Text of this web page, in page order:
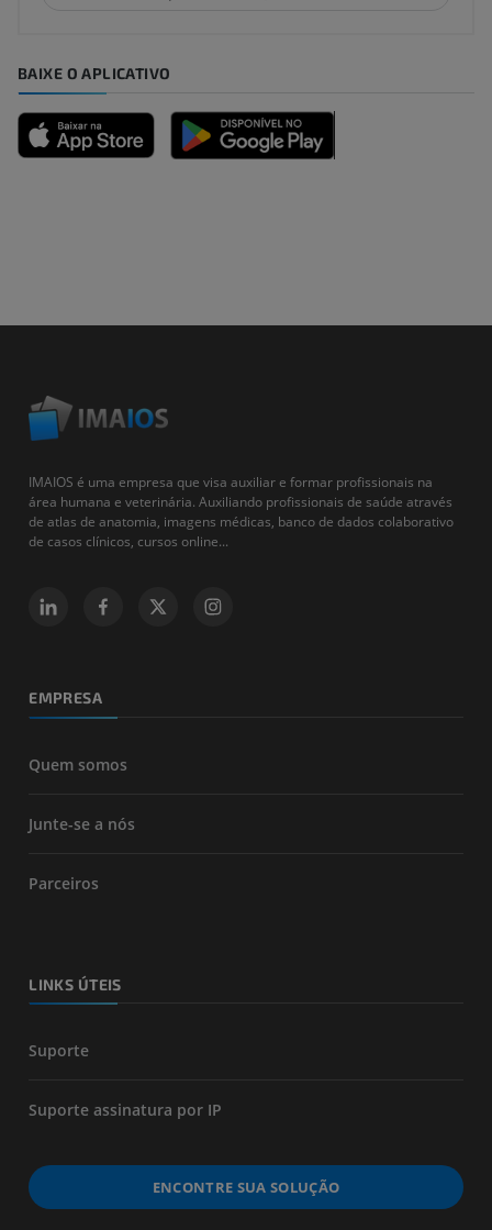
BAIXE O APLICATIVO
IMAIOS é uma empresa que visa auxiliar e formar profissionais na
área humana e veterinária. Auxiliando profissionais de saúde através
de atlas de anatomia, imagens médicas, banco de dados colaborativo
de casos clínicos, cursos online...
EMPRESA
Quem somos
Junte-se a nós
Parceiros
LINKS ÚTEIS
Suporte
Suporte assinatura por IP
ENCONTRE SUA SOLUÇÃO